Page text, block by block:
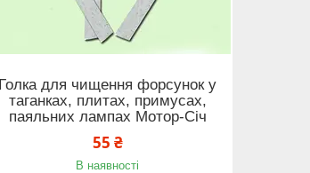
Голка для чищення форсунок у
таганках, плитах, примусах,
паяльних лампах Мотор-Січ
55 ₴
В наявності